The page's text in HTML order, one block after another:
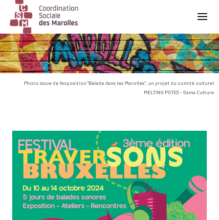
Main Navigation
Photo issue de l'exposition "Balade dans les Marolles", un projet du comité culturel
MELTING POTES - Sama Culture